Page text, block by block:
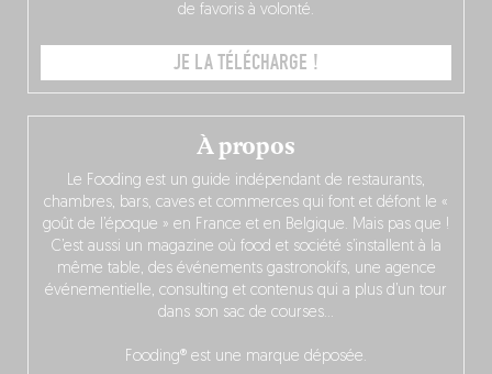
À propos
Le Fooding est un guide indépendant de restaurants,
chambres, bars, caves et commerces qui font et défont le «
goût de l’époque » en France et en Belgique. Mais pas que !
C’est aussi un magazine où food et société s’installent à la
même table, des événements gastronokifs, une agence
événementielle, consulting et contenus qui a plus d’un tour
dans son sac de courses…
Fooding® est une marque déposée.
de favoris à volonté.
JE LA TÉLÉCHARGE !